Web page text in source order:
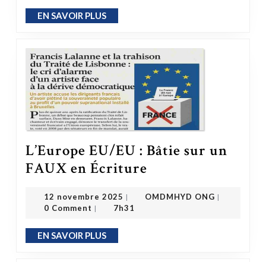
EN SAVOIR PLUSEN SAVOIR PLUS
L’Europe EU/EU : Bâtie sur un
FAUX en Écriture
12 novembre 2025 12 novembre 2025
| OMDMHYD ONG |
0 Comment | 7h31
EN SAVOIR PLUSEN SAVOIR PLUS